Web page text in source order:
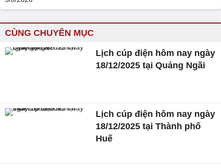
CÙNG CHUYÊN MỤC
Lịch cúp điện hôm nay ngày
18/12/2025 tại Quảng Ngãi
Lịch cúp điện hôm nay ngày
18/12/2025 tại Thành phố
Huế